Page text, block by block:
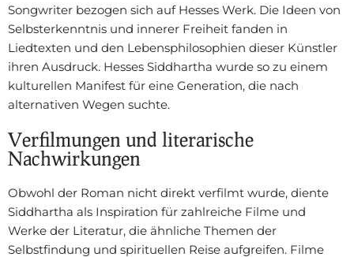
Songwriter bezogen sich auf Hesses Werk. Die Ideen von
Selbsterkenntnis und innerer Freiheit fanden in
Liedtexten und den Lebensphilosophien dieser Künstler
ihren Ausdruck. Hesses Siddhartha wurde so zu einem
kulturellen Manifest für eine Generation, die nach
alternativen Wegen suchte.
Verfilmungen und literarische
Nachwirkungen
Obwohl der Roman nicht direkt verfilmt wurde, diente
Siddhartha als Inspiration für zahlreiche Filme und
Werke der Literatur, die ähnliche Themen der
Selbstfindung und spirituellen Reise aufgreifen. Filme